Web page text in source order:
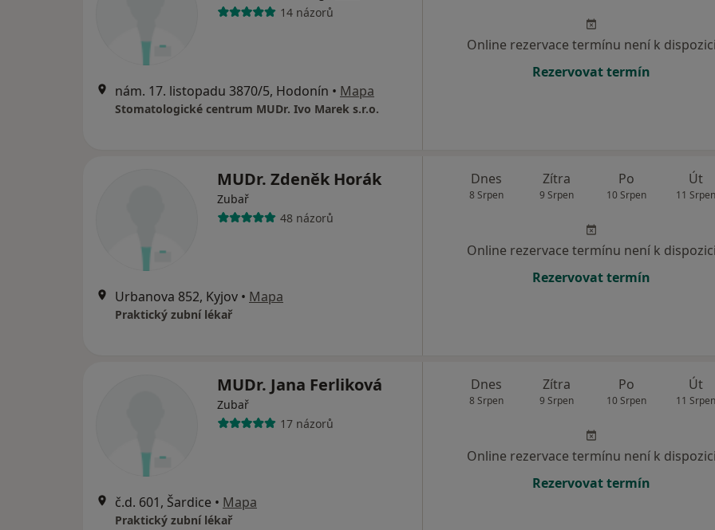
14 názorů
nám. 17. listopadu 3870/5, Hodonín • Mapa
Stomatologické centrum MUDr. Ivo Marek s.r.o.
Online rezervace termínu není k dispozici
Rezervovat termín
MUDr. Zdeněk Horák
Zubař
48 názorů
Urbanova 852, Kyjov • Mapa
Praktický zubní lékař
Dnes
8 Srpen
Zítra
9 Srpen
Po
10 Srpen
Út
11 Srpen
Online rezervace termínu není k dispozici
Rezervovat termín
MUDr. Jana Ferliková
Zubař
17 názorů
č.d. 601, Šardice • Mapa
Praktický zubní lékař
Dnes
8 Srpen
Zítra
9 Srpen
Po
10 Srpen
Út
11 Srpen
Online rezervace termínu není k dispozici
Rezervovat termín